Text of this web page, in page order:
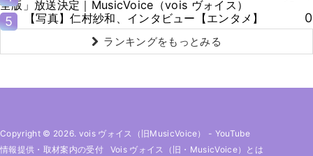
全版」放送決定｜MusicVoice（vois ヴォイス）
5
【写真】仁村紗和、インタビュー【エンタメ】 0
ランキングをもっとみる
Copyright © 2026. vois ヴォイス（旧MusicVoice） - YouTube
情報提供・取材案内の受付
Vois ヴォイス（旧・MusicVoice）とは